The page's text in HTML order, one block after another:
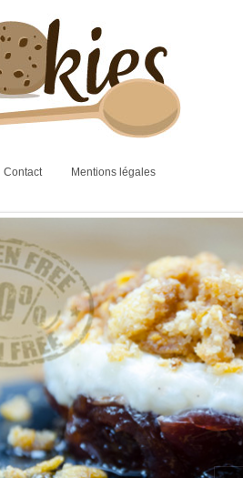
Contact Mentions légales